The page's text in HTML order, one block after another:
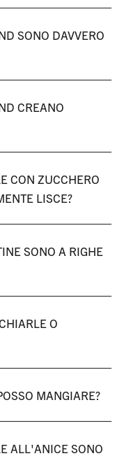
SONO DAVVERO
CREANO
CON ZUCCHERO
LISCE?
SONO A RIGHE
O
MANGIARE?
ALL'ANICE SONO